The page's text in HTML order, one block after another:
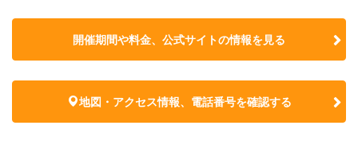
開催期間や料金、公式サイトの情報を見る
地図・アクセス情報、電話番号を確認する